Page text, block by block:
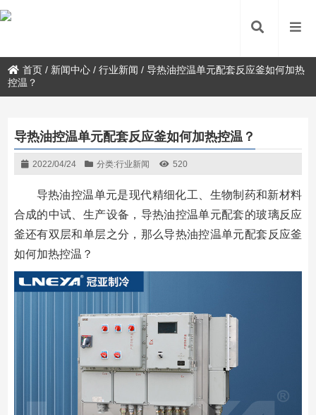
首页 / 新闻中心 /行业新闻 /导热油控温单元配套反应釜如何加热
控温？
导热油控温单元配套反应釜如何加热控温？
2022/04/24 分类:行业新闻 520
导热油控温单元是现代精细化工、生物制药和新材料
合成的中试、生产设备，导热油控温单元配套的玻璃反应
釜还有双层和单层之分，那么导热油控温单元配套反应釜
如何加热控温？